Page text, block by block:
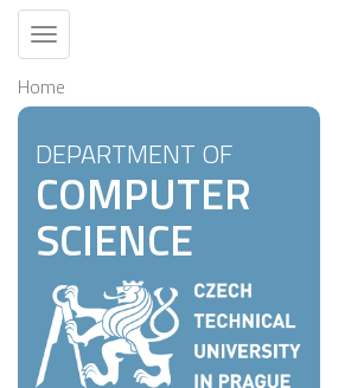
Toggle
navigation
Home
DEPARTMENT OF
COMPUTER
SCIENCE